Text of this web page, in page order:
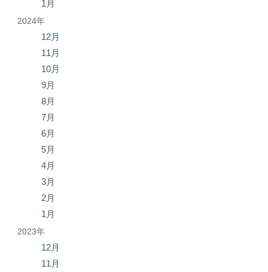
1月
2024年
12月
11月
10月
9月
8月
7月
6月
5月
4月
3月
2月
1月
2023年
12月
11月